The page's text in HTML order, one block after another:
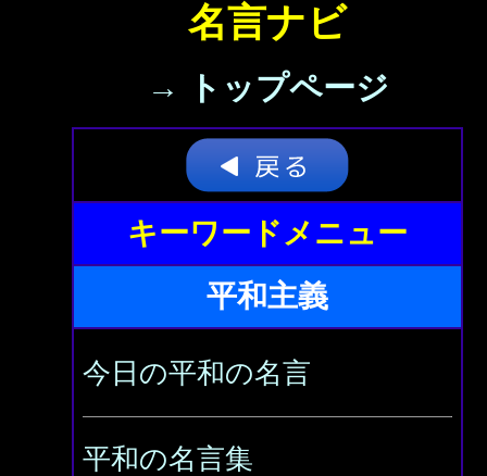
名言ナビ
→ トップページ
キーワードメニュー
平和主義
今日の平和の名言
平和の名言集